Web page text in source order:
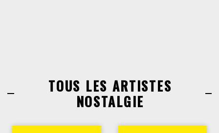
TOUS LES ARTISTES
NOSTALGIE